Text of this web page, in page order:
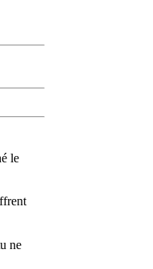
le
ne